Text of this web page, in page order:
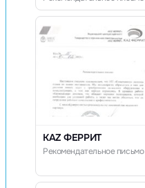
KAZ ФЕРРИТ
Рекомендательное письмо